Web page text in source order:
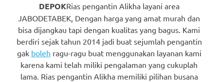
comment
here
replica
DEPOKRias pengantin Alikha layani area
JABODETABEK, Dengan harga yang amat murah dan
bisa dijangkau tapi dengan kualitas yang bagus. Kami
berdiri sejak tahun 2014 jadi buat sejumlah pengantin
gak boleh ragu-ragu buat menggunakan layanan kami
karena kami telah miliki pengalaman yang cukuplah
lama. Rias pengantin Alikha memiliki pilihan busana